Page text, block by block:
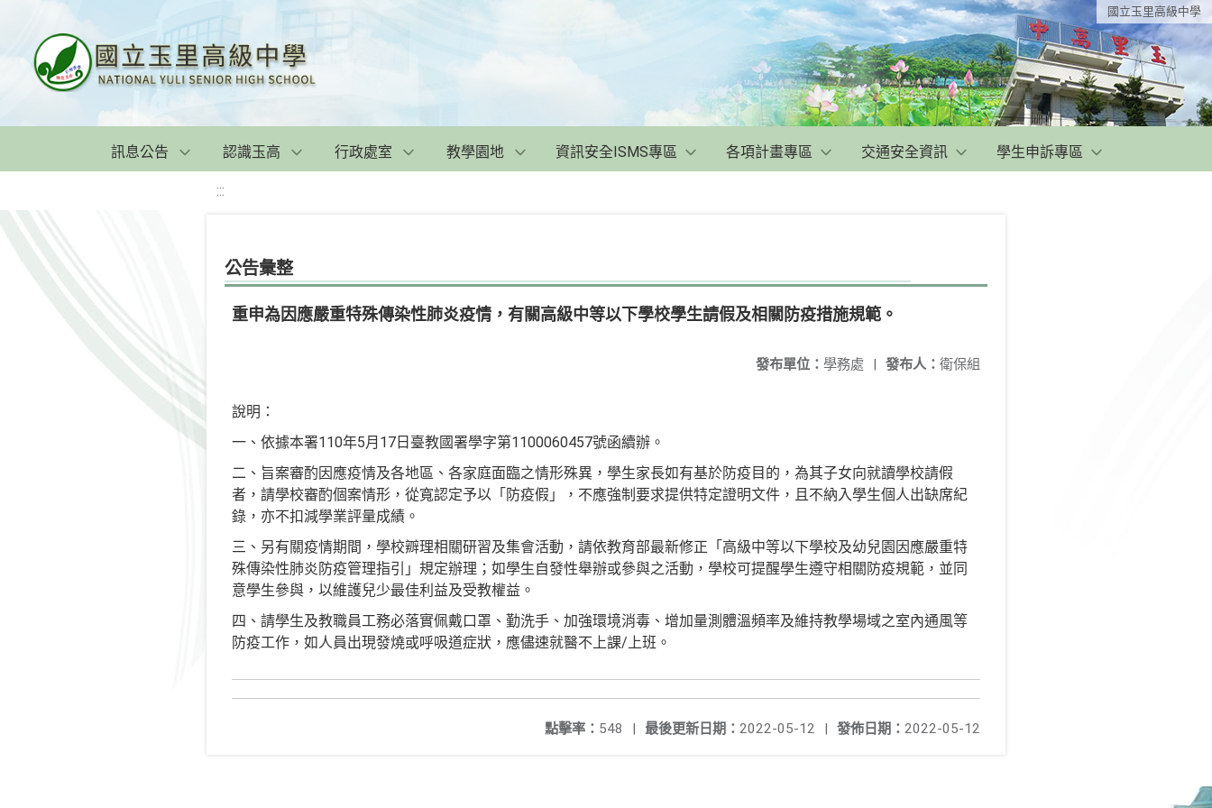
國立玉里高級中學
訊息公告 認識玉高 行政處室 教學園地 資訊安全ISMS專區 各項計畫專區 交通安全資訊 學生申訴專區
:::
公告彙整
重申為因應嚴重特殊傳染性肺炎疫情，有關高級中等以下學校學生請假及相關防疫措施規範。
發布人： 衛保組
發布單位： 學務處 |
說明：
一、依據本署110年5月17日臺教國署學字第1100060457號函續辦。
二、旨案審酌因應疫情及各地區、各家庭面臨之情形殊異，學生家長如有基於防疫目的，為其子女向就讀學校請假
者，請學校審酌個案情形，從寬認定予以「防疫假」，不應強制要求提供特定證明文件，且不納入學生個人出缺席紀
錄，亦不扣減學業評量成績。
三、另有關疫情期間，學校辧理相關研習及集會活動，請依教育部最新修正「高級中等以下學校及幼兒園因應嚴重特
殊傳染性肺炎防疫管理指引」規定辦理；如學生自發性舉辦或參與之活動，學校可提醒學生遵守相關防疫規範，並同
意學生參與，以維護兒少最佳利益及受教權益。
四、請學生及教職員工務必落實佩戴口罩、勤洗手、加強環境消毒、增加量測體溫頻率及維持教學場域之室內通風等
防疫工作，如人員出現發燒或呼吸道症狀，應儘速就醫不上課/上班。
發佈日期： 2022-05-12
最後更新日期： 2022-05-12 |
點擊率： 548 |